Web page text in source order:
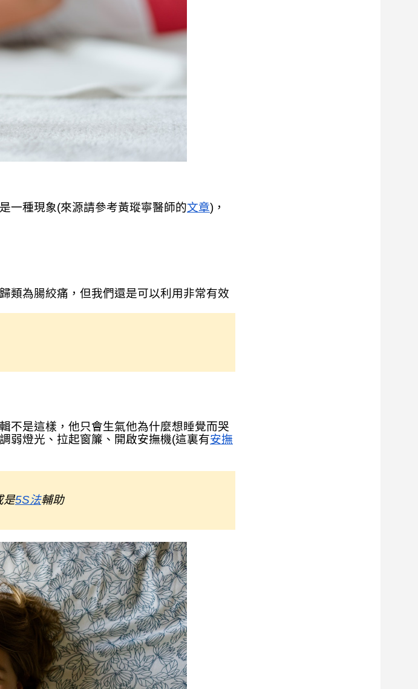
一種現象(來源請參考黃瑽寧醫師的文章)，
類為腸絞痛，但我們還是可以利用非常有效
不是這樣，他只會生氣他為什麼想睡覺而哭
弱燈光、拉起窗簾、開啟安撫機(這裏有安撫
是5S法輔助